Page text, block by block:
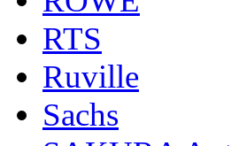
RTS
Ruville
Sachs